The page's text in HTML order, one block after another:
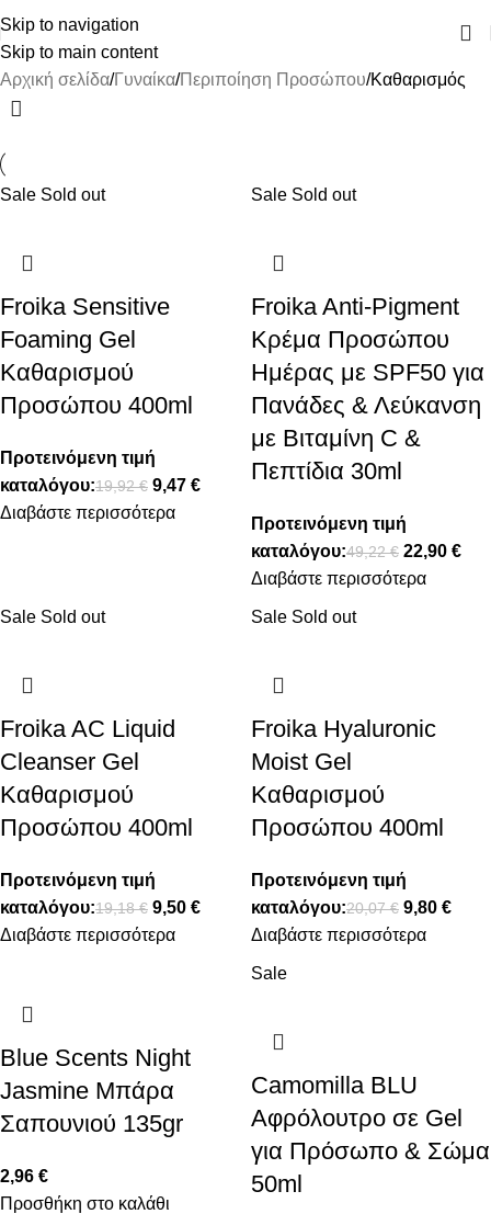
Skip to navigation
Skip to main content
ΔΩΡΕΑΝ ΜΕΤΑΦΟΡΙΚΑ ΑΝΩ ΤΩΝ 45€
Αρχική σελίδα Γυναίκα Περιποίηση Προσώπου Καθαρισμός
Sale Sold out
Froika Sensitive
Foaming Gel
Καθαρισμού
Προσώπου 400ml
Προτεινόμενη τιμή
καταλόγου:19,92€ 9,47 €
Διαβάστε περισσότερα
Sale Sold out
Froika Anti-Pigment
Κρέμα Προσώπου
Ημέρας με SPF50 για
Πανάδες & Λεύκανση
με Βιταμίνη C &
Πεπτίδια 30ml
Προτεινόμενη τιμή
καταλόγου:49,22€ 22,90 €
Διαβάστε περισσότερα
Sale Sold out
Froika AC Liquid
Cleanser Gel
Καθαρισμού
Προσώπου 400ml
Προτεινόμενη τιμή
καταλόγου:19,18€ 9,50 €
Διαβάστε περισσότερα
Sale Sold out
Froika Hyaluronic
Moist Gel
Καθαρισμού
Προσώπου 400ml
Προτεινόμενη τιμή
καταλόγου:20,07€ 9,80 €
Διαβάστε περισσότερα
Blue Scents Night
Jasmine Μπάρα
Σαπουνιού 135gr
2,96 €
Προσθήκη στο καλάθι
Sale
Camomilla BLU
Αφρόλουτρο σε Gel
για Πρόσωπο & Σώμα
50ml